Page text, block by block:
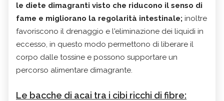
le diete dimagranti visto che riducono il senso di
fame e migliorano la regolarità intestinale; inoltre
favoriscono il drenaggio e l'eliminazione dei liquidi in
eccesso, in questo modo permettono di liberare il
corpo dalle tossine e possono supportare un
percorso alimentare dimagrante.
Le bacche di acai tra i cibi ricchi di fibre: